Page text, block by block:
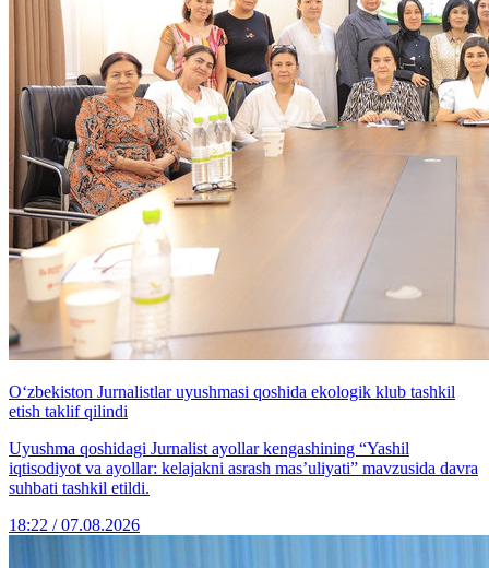
O‘zbekiston Jurnalistlar uyushmasi qoshida ekologik klub tashkil
etish taklif qilindi
Uyushma qoshidagi Jurnalist ayollar kengashining “Yashil
iqtisodiyot va ayollar: kelajakni asrash mas’uliyati” mavzusida davra
suhbati tashkil etildi.
18:22 / 07.08.2026